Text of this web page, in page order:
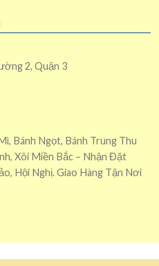
2, Quận 3
Bánh Ngọt, Bánh Trung Thu
Xôi Miền Bắc – Nhận Đặt
Hội Nghị. Giao Hàng Tận Nơi